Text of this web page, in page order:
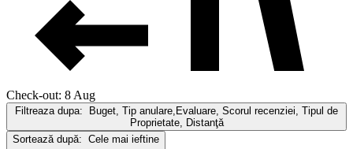
Check-out: 8 Aug
Filtreaza dupa:
Buget, Tip anulare,Evaluare, Scorul recenziei, Tipul de
Proprietate, Distanţă
Sortează după: Cele mai ieftine